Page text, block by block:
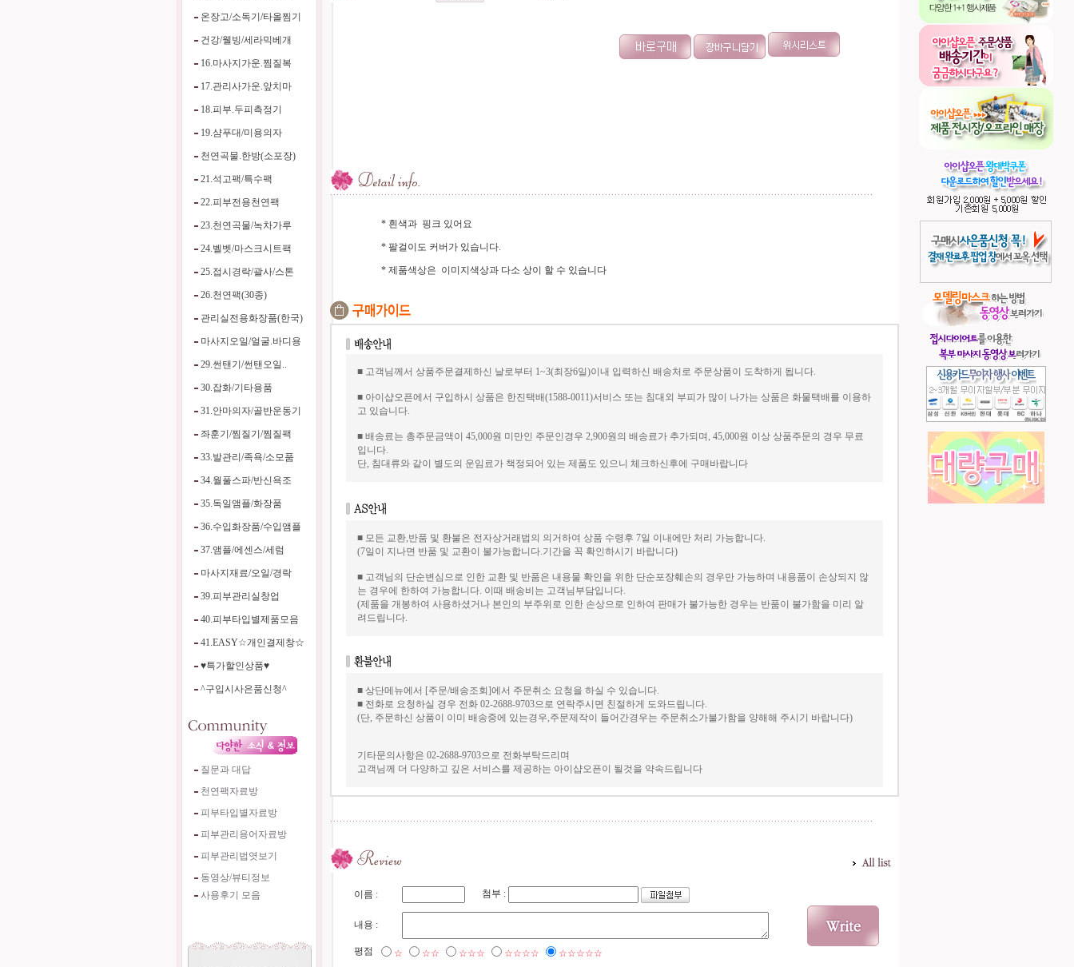
온장고/소독기/타올찜기
건강/웰빙/세라믹베개
16.마사지가운.찜질복
17.관리사가운.앞치마
18.피부.두피측정기
19.샴푸대/미용의자
천연곡물.한방(소포장)
21.석고팩/특수팩
22.피부전용천연팩
23.천연곡물/녹차가루
24.벨벳/마스크시트팩
25.접시경락/괄사/스톤
26.천연팩(30종)
관리실전용화장품(한국)
마사지오일/얼굴.바디용
29.썬탠기/썬탠오일..
30.잡화/기타용품
31.안마의자/골반운동기
좌훈기/찜질기/찜질팩
33.발관리/족욕/소모품
34.월풀스파/반신욕조
35.독일앰플/화장품
36.수입화장품/수입앰플
37.앰플/에센스/세럼
마사지재료/오일/경락
39.피부관리실창업
40.피부타입별제품모음
41.EASY☆개인결제창☆
♥특가할인상품♥
^구입시사은품신청^
질문과 대답
천연팩자료방
피부타입별자료방
피부관리용어자료방
피부관리법엿보기
동영상/뷰티정보
사용후기 모음
* 흰색과 핑크 있어요
* 팔걸이도 커버가 있습니다.
* 제품색상은 이미지색상과 다소 상이 할 수 있습니다
■ 고객님께서 상품주문결제하신 날로부터 1~3(최장6일)이내 입력하신 배송처로 주문상품이 도착하게 됩니다.
■ 아이샵오픈에서 구입하시 상품은 한진택배(1588-0011)서비스 또는 침대외 부피가 많이 나가는 상품은 화물택배를 이용하
고 있습니다.
■ 배송료는 총주문금액이 45,000원 미만인 주문인경우 2,900원의 배송료가 추가되며, 45,000원 이상 상품주문의 경우 무료
입니다.
단, 침대류와 같이 별도의 운임료가 책정되어 있는 제품도 있으니 체크하신후에 구매바랍니다
■ 모든 교환,반품 및 환불은 전자상거래법의 의거하여 상품 수령후 7일 이내에만 처리 가능합니다.
(7일이 지나면 반품 및 교환이 불가능합니다.기간을 꼭 확인하시기 바랍니다)
■ 고객님의 단순변심으로 인한 교환 및 반품은 내용물 확인을 위한 단순포장훼손의 경우만 가능하며 내용품이 손상되지 않
는 경우에 한하여 가능합니다. 이때 배송비는 고객님부담입니다.
(제품을 개봉하여 사용하셨거나 본인의 부주위로 인한 손상으로 인하여 판매가 불가능한 경우는 반품이 불가함을 미리 알
려드립니다.
■ 상단메뉴에서 [주문/배송조회]에서 주문취소 요청을 하실 수 있습니다.
■ 전화로 요청하실 경우 전화 02-2688-9703으로 연락주시면 친절하게 도와드립니다.
(단, 주문하신 상품이 이미 배송중에 있는경우,주문제작이 들어간경우는 주문취소가불가함을 양해해 주시기 바랍니다)
기타문의사항은 02-2688-9703으로 전화부탁드리며
고객님께 더 다양하고 깊은 서비스를 제공하는 아이샵오픈이 될것을 약속드립니다
이름 : 첨부 :
내용 :
평점 ☆ ☆☆ ☆☆☆ ☆☆☆☆ ☆☆☆☆☆